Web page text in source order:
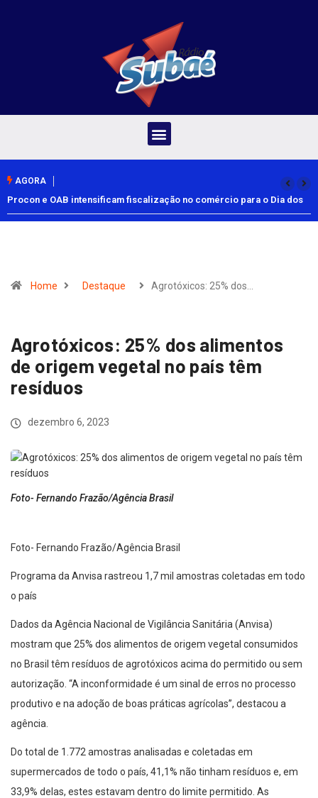
AGORA
Procon e OAB intensificam fiscalização no comércio para o Dia dos
Pais
Home Destaque Agrotóxicos: 25% dos…
Agrotóxicos: 25% dos alimentos
de origem vegetal no país têm
resíduos
dezembro 6, 2023
Foto- Fernando Frazão/Agência Brasil
Foto- Fernando Frazão/Agência Brasil
Programa da Anvisa rastreou 1,7 mil amostras coletadas em todo
o país
Dados da Agência Nacional de Vigilância Sanitária (Anvisa)
mostram que 25% dos alimentos de origem vegetal consumidos
no Brasil têm resíduos de agrotóxicos acima do permitido ou sem
autorização. “A inconformidade é um sinal de erros no processo
produtivo e na adoção de boas práticas agrícolas”, destacou a
agência.
Do total de 1.772 amostras analisadas e coletadas em
supermercados de todo o país, 41,1% não tinham resíduos e, em
33,9% delas, estes estavam dentro do limite permitido. As